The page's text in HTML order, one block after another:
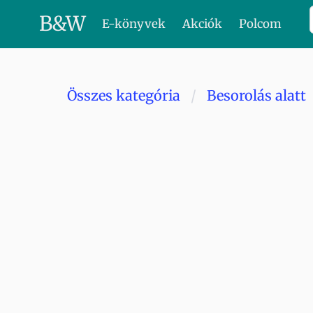
B&W E-könyvek Akciók Polcom
Összes kategória Besorolás alatt